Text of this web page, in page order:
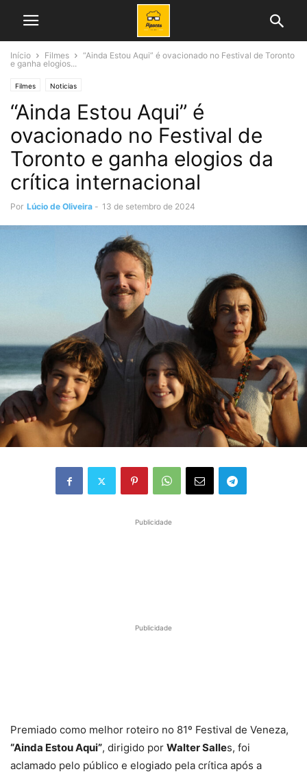
Início Filmes
“Ainda Estou Aqui” é ovacionado no Festival de Toronto
e ganha elogios...
Filmes Noticias
“Ainda Estou Aqui” é
ovacionado no Festival de
Toronto e ganha elogios da
crítica internacional
Por Lúcio de Oliveira - 13 de setembro de 2024
Publicidade
Publicidade
Premiado como melhor roteiro no 81º Festival de Veneza,
“Ainda Estou Aqui”, dirigido por Walter Salles, foi
aclamado pelo público e elogiado pela crítica após a